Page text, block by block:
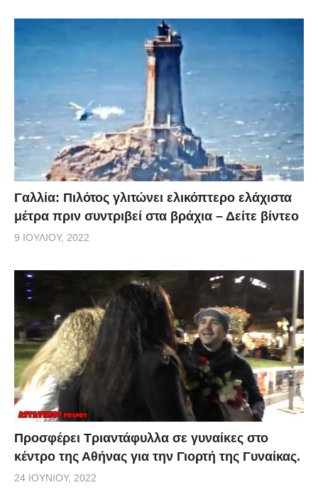
Γαλλία: Πιλότος γλιτώνει ελικόπτερο ελάχιστα
μέτρα πριν συντριβεί στα βράχια – Δείτε βίντεο
9 ΙΟΥΛΊΟΥ, 2022
Προσφέρει Τριαντάφυλλα σε γυναίκες στο
κέντρο της Αθήνας για την Γιορτή της Γυναίκας.
24 ΙΟΥΝΊΟΥ, 2022